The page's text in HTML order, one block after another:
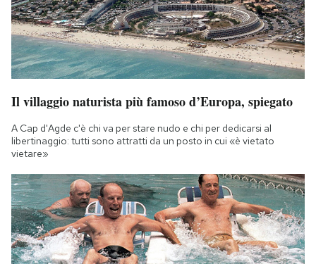
Il villaggio naturista più famoso d’Europa, spiegato
A Cap d'Agde c'è chi va per stare nudo e chi per dedicarsi al
libertinaggio: tutti sono attratti da un posto in cui «è vietato
vietare»